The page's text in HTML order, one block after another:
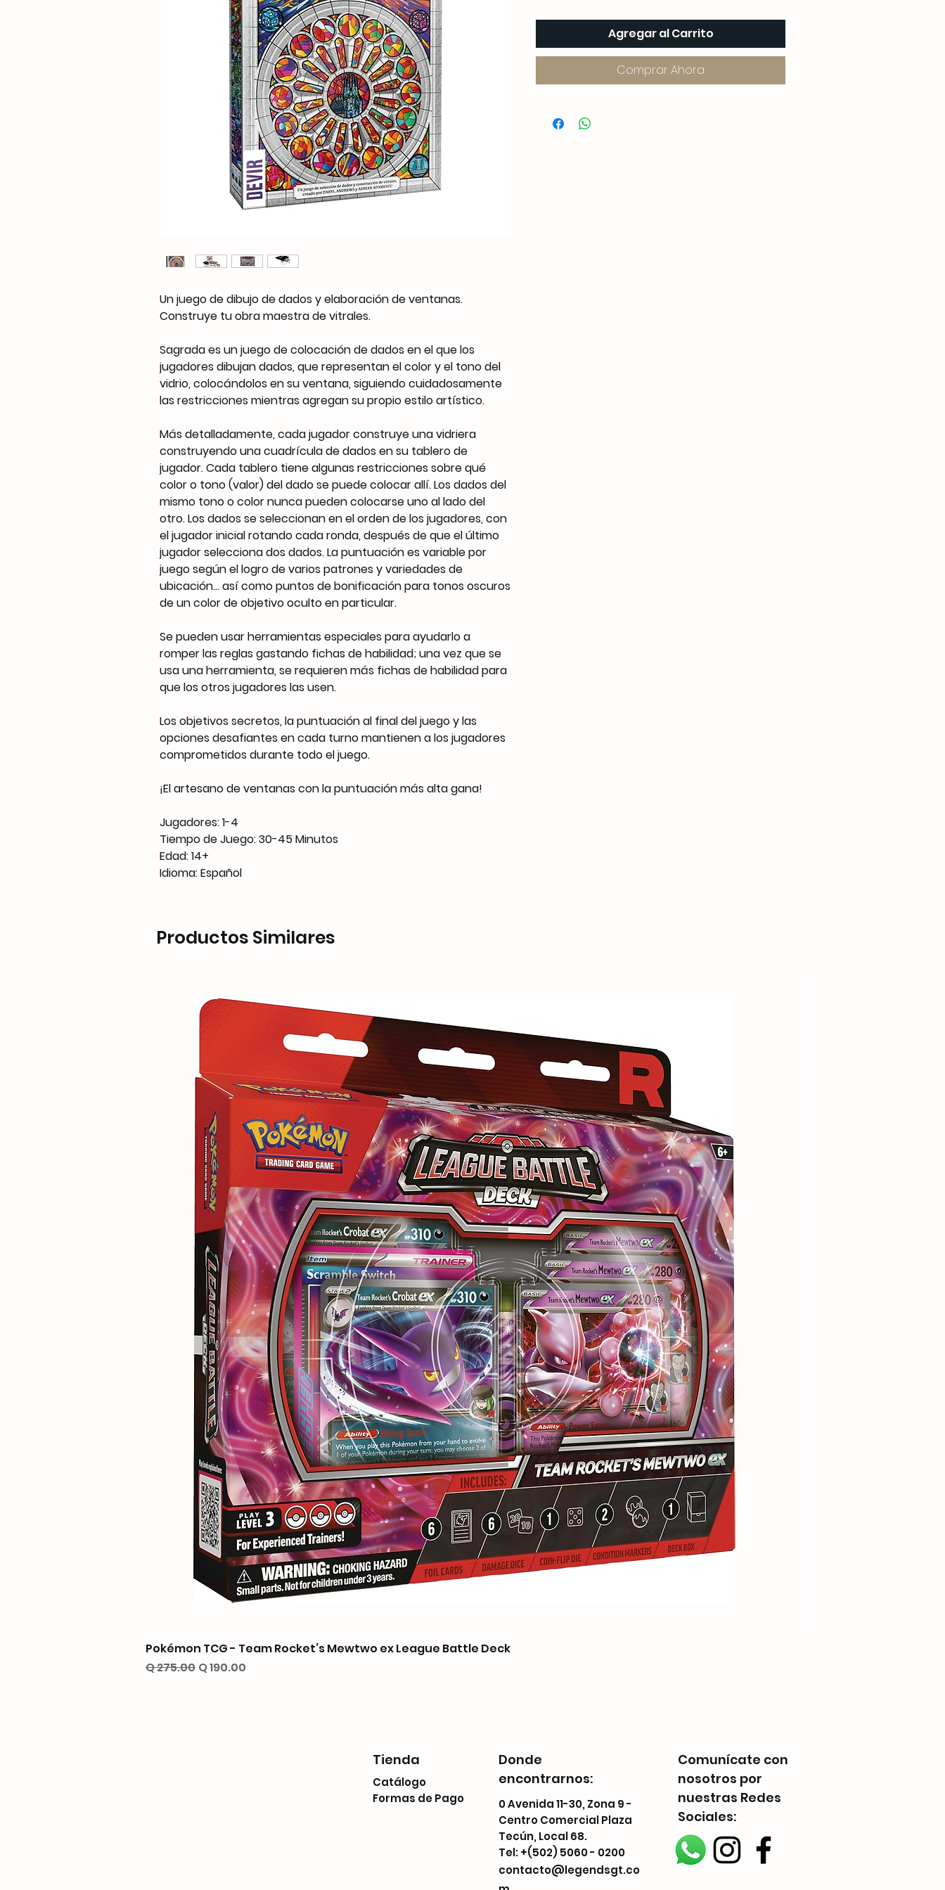
Un juego de dibujo de dados y elaboración de ventanas.
Construye tu obra maestra de vitrales.
Sagrada es un juego de colocación de dados en el que los
jugadores dibujan dados, que representan el color y el tono del
vidrio, colocándolos en su ventana, siguiendo cuidadosamente
las restricciones mientras agregan su propio estilo artístico.
Más detalladamente, cada jugador construye una vidriera
construyendo una cuadrícula de dados en su tablero de
jugador. Cada tablero tiene algunas restricciones sobre qué
color o tono (valor) del dado se puede colocar allí. Los dados del
mismo tono o color nunca pueden colocarse uno al lado del
otro. Los dados se seleccionan en el orden de los jugadores, con
el jugador inicial rotando cada ronda, después de que el último
jugador selecciona dos dados. La puntuación es variable por
juego según el logro de varios patrones y variedades de
ubicación... así como puntos de bonificación para tonos oscuros
de un color de objetivo oculto en particular.
Se pueden usar herramientas especiales para ayudarlo a
romper las reglas gastando fichas de habilidad; una vez que se
usa una herramienta, se requieren más fichas de habilidad para
que los otros jugadores las usen.
Los objetivos secretos, la puntuación al final del juego y las
opciones desafiantes en cada turno mantienen a los jugadores
comprometidos durante todo el juego.
¡El artesano de ventanas con la puntuación más alta gana!
Jugadores: 1-4
Tiempo de Juego: 30-45 Minutos
Edad: 14+
Idioma: Español
Agregar al Carrito
Comprar Ahora
Productos Similares
Pokémon TCG - Team Rocket’s Mewtwo ex League Battle Deck
Precio
Q 275.00 Precio de oferta
Q 190.00
Tienda
Catálogo
Formas de Pago
Donde
encontrarnos:
0 Avenida 11-30, Zona 9 -
Centro Comercial Plaza
Tecún, Local 68.
Tel: +(502) 5060 - 0200
contacto@legendsgt.co
Comunícate con
nosotros por
nuestras Redes
Sociales: